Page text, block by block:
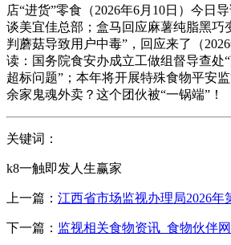
店“进货”零食（2026年6月10日）今日
谈美宜佳总部；盒马回应麻薯纯脂黑巧
判蘑菇导致用户中毒”，回应来了（
读：国务院食安办成立工做组督导查处
超标问题”；本年将开展特殊食物平安
余家鬼魂外卖？这个团伙被“一锅端”！
关键词：
k8一触即发人生赢家
上一篇： 江西省市场监视办理局2026年
下一篇： 监视相关食物资讯_食物伙伴网